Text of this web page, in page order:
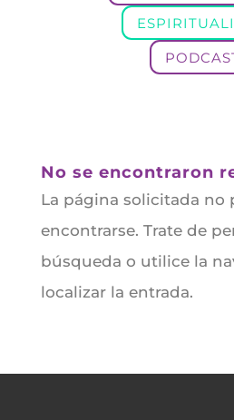
No se encontraron
La página solicitada no
encontrarse. Trate de
búsqueda o utilice la
localizar la entrada.